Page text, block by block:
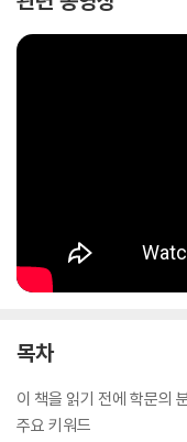
목차
이 책을 읽기 전에 학문의
주요 키워드